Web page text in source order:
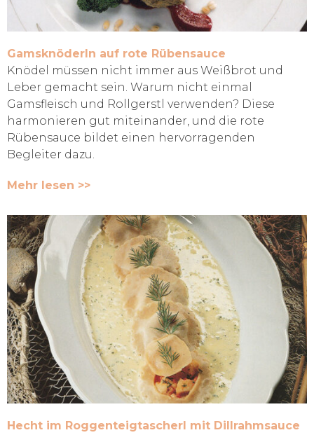
Gamsknöderln auf rote Rübensauce
Knödel müssen nicht immer aus Weißbrot und
Leber gemacht sein. Warum nicht einmal
Gamsfleisch und Rollgerstl verwenden? Diese
harmonieren gut miteinander, und die rote
Rübensauce bildet einen hervorragenden
Begleiter dazu.
Mehr lesen >>
Hecht im Roggenteigtascherl mit Dillrahmsauce